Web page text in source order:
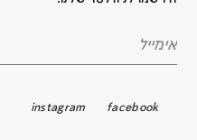
facebook
instagram